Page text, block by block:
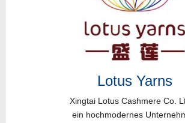
Lotus Yarns
Xingtai Lotus Cashmere Co.
ein hochmodernes